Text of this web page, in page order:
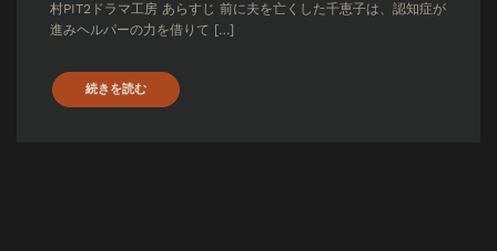
村PIT2ドラマ工房 あらすじ 前に夫を亡くした千恵子は、認知症が
進みヘルパーの力を借りて […]
続きを読む